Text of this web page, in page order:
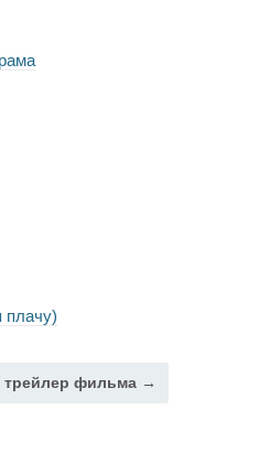
плачу)
трейлер фильма →